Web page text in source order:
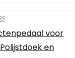
voor
en